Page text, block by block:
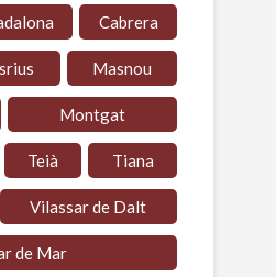
Cabrera
Masnou
Montgat
Teià Tiana
Vilassar de Dalt
de Mar